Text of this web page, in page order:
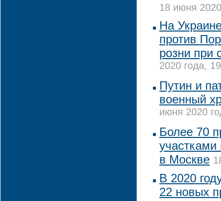
18 июня
На
против
розни при
2020 года,
Путин и
военный
июня 2020
Более 70
в Москве
В 2020
22 новых